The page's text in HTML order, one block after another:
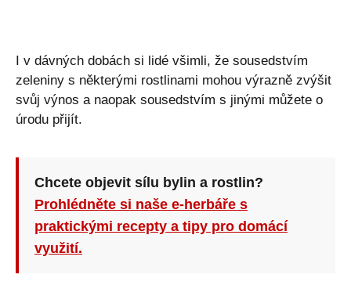
I v dávných dobách si lidé všimli, že sousedstvím
zeleniny s některými rostlinami mohou výrazně zvýšit
svůj výnos a naopak sousedstvím s jinými můžete o
úrodu přijít.
Chcete objevit sílu bylin a rostlin?
Prohlédněte si naše e-herbáře s
praktickými recepty a tipy pro domácí
využití.